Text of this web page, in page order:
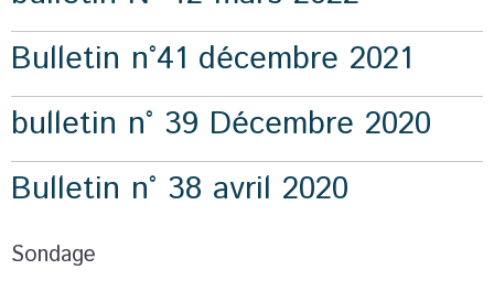
Bulletin n°41 décembre 2021
bulletin n° 39 Décembre 2020
Bulletin n° 38 avril 2020
Sondage